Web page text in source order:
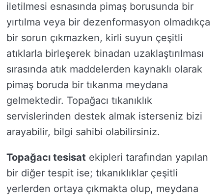
iletilmesi esnasında pimaş borusunda bir
yırtılma veya bir dezenformasyon olmadıkça
bir sorun çıkmazken, kirli suyun çeşitli
atıklarla birleşerek binadan uzaklaştırılması
sırasında atık maddelerden kaynaklı olarak
pimaş boruda bir tıkanma meydana
gelmektedir. Topağacı tıkanıklık
servislerinden destek almak isterseniz bizi
arayabilir, bilgi sahibi olabilirsiniz.
Topağacı tesisat ekipleri tarafından yapılan
bir diğer tespit ise; tıkanıklıklar çeşitli
yerlerden ortaya çıkmakta olup, meydana